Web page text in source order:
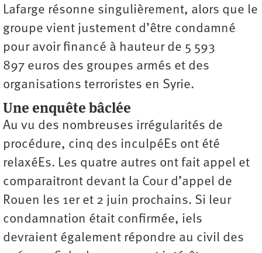
Lafarge résonne singulièrement, alors que le
groupe vient justement d’être condamné
pour avoir financé à hauteur de 5 593
897 euros des groupes armés et des
organisations ­terroristes en Syrie.
Une enquête bâclée
Au vu des nombreuses irrégularités de
procédure, cinq des inculpéEs ont été
relaxéEs. Les quatre autres ont fait appel et
comparaitront devant la Cour d’appel de
Rouen les 1er et 2 juin prochains. Si leur
condamnation était confirmée, iels
devraient également répondre au civil des